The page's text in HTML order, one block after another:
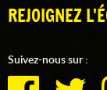
REJOIGNEZ
Suivez-nous sur :